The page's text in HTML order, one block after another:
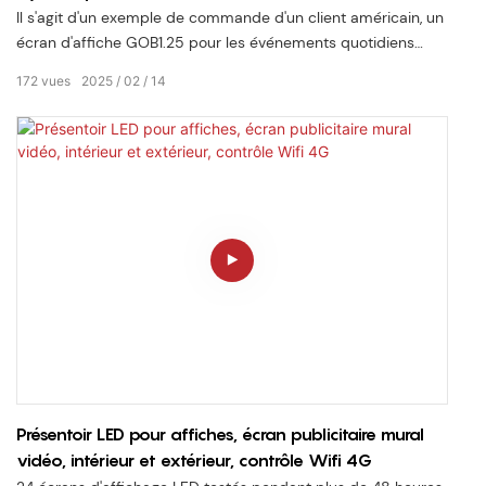
Il s'agit d'un exemple de commande d'un client américain, un
écran d'affiche GOB1.25 pour les événements quotidiens
particulier HD et facile à utiliser, à plumer et à jouer. Alors,
quel est le lieu de cet écran d'affiche LED à l'ère actuelle de
la publicité numérique?
2025 02 14
172 vues
Présentoir LED pour affiches, écran publicitaire mural
vidéo, intérieur et extérieur, contrôle Wifi 4G